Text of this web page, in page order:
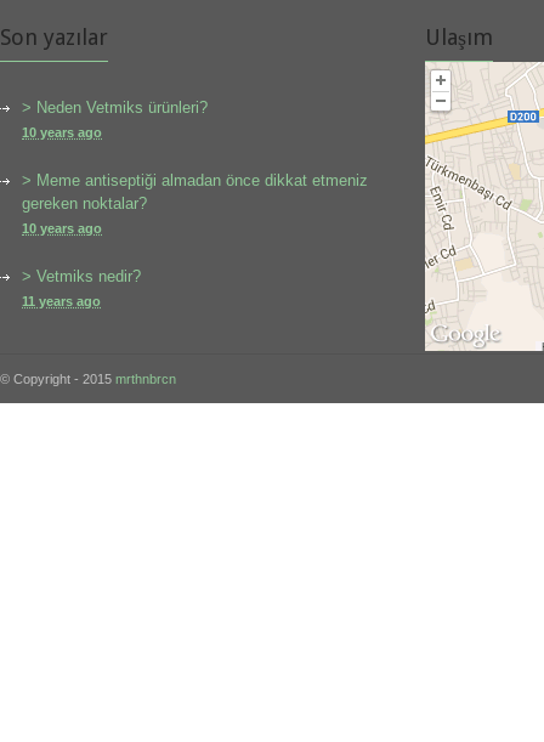
Son yazılar
> Neden Vetmiks ürünleri?
10 years ago
> Meme antiseptiği almadan önce dikkat etmeniz
gereken noktalar?
10 years ago
> Vetmiks nedir?
11 years ago
Ulaşım
© Copyright - 2015 mrthnbrcn